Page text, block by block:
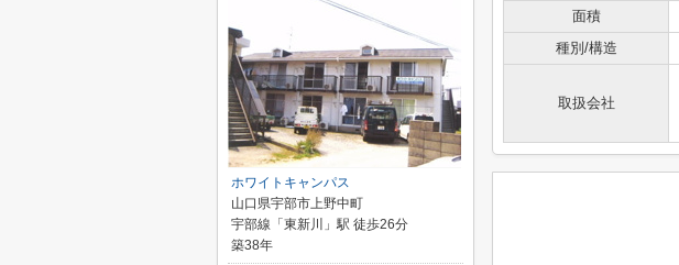
面積
種別/構造
取扱会社
ホワイトキャンパス
山口県宇部市上野中町
宇部線「東新川」駅 徒歩26分
築38年